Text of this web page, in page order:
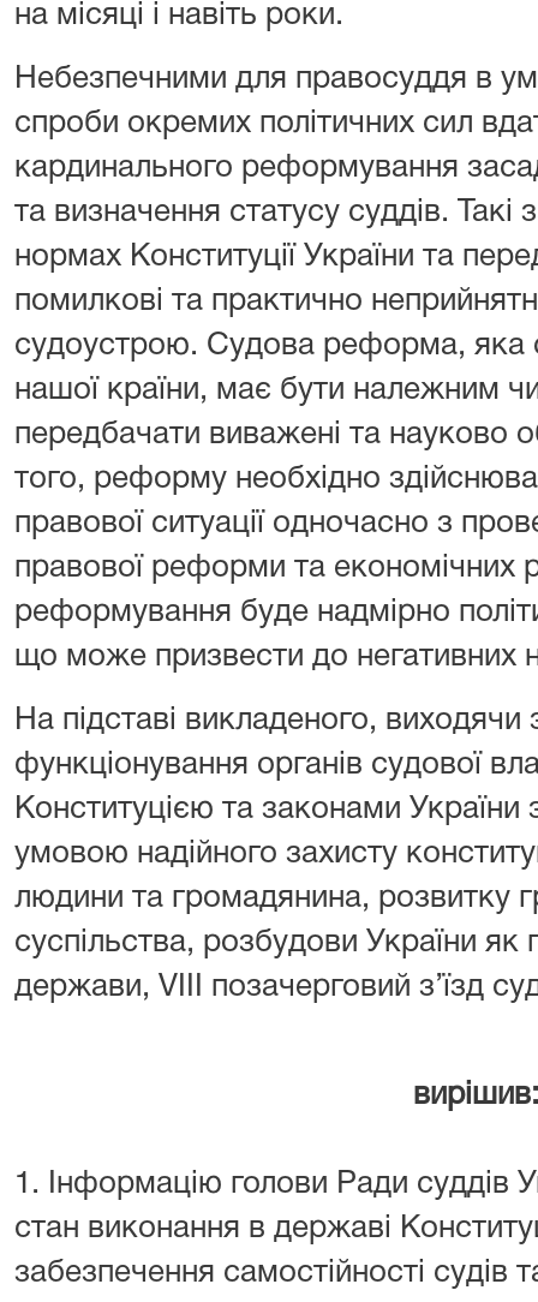
на місяці і навіть роки.
Небезпечними для правосуддя в
спроби окремих політичних сил
кардинального реформування
та визначення статусу суддів.
нормах Конституції України та
помилкові та практично
судоустрою. Судова реформа, яка
нашої країни, має бути належним
передбачати виважені та науково
того, реформу необхідно
правової ситуації одночасно з
правової реформи та
реформування буде надмірно
що може призвести до негативних
На підставі викладеного,
функціонування органів судової
Конституцією та законами
умовою надійного захисту
людини та громадянина, розвитку
суспільства, розбудови України як
держави, VIII позачерговий з’їзд
вирішив:
1. Інформацію голови Ради суддів
стан виконання в державі
забезпечення самостійності судів